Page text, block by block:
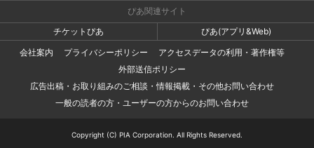
ぴあ関連サイト
チケットぴあ
ぴあ(アプリ&Web)
会社案内
プライバシーポリシー
アクセスデータの利用・著作権等
外部送信ポリシー
広告出稿・お取り組みのご相談・情報掲載・その他お問い合わせ
一般の読者の方・ユーザーの方からのお問い合わせ
Copyright (C) PIA Corporation. All Rights Reserved.